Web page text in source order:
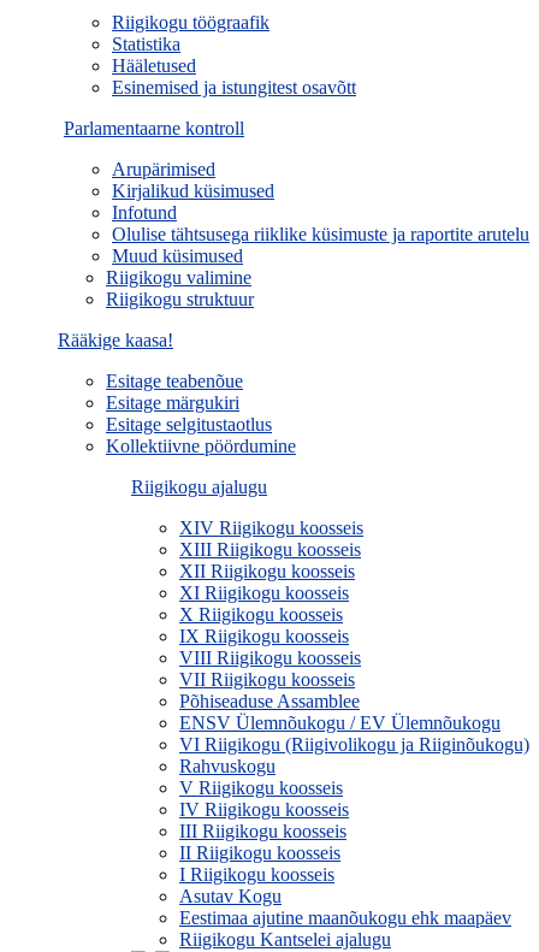
Riigikogu töögraafik
Statistika
Hääletused
Esinemised ja istungitest osavõtt
Parlamentaarne kontroll
Arupärimised
Kirjalikud küsimused
Infotund
Olulise tähtsusega riiklike küsimuste ja raportite arutelu
Muud küsimused
Riigikogu valimine
Riigikogu struktuur
Rääkige kaasa!
Esitage teabenõue
Esitage märgukiri
Esitage selgitustaotlus
Kollektiivne pöördumine
Riigikogu ajalugu
XIV Riigikogu koosseis
XIII Riigikogu koosseis
XII Riigikogu koosseis
XI Riigikogu koosseis
X Riigikogu koosseis
IX Riigikogu koosseis
VIII Riigikogu koosseis
VII Riigikogu koosseis
Põhiseaduse Assamblee
ENSV Ülemnõukogu / EV Ülemnõukogu
VI Riigikogu (Riigivolikogu ja Riiginõukogu)
Rahvuskogu
V Riigikogu koosseis
IV Riigikogu koosseis
III Riigikogu koosseis
II Riigikogu koosseis
I Riigikogu koosseis
Asutav Kogu
Eestimaa ajutine maanõukogu ehk maapäev
Riigikogu Kantselei ajalugu